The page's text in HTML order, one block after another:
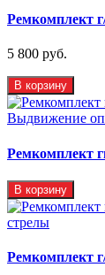
Ремкомплект
5 800 руб.
В корзину
Ремкомплект
В корзину
Ремкомплект